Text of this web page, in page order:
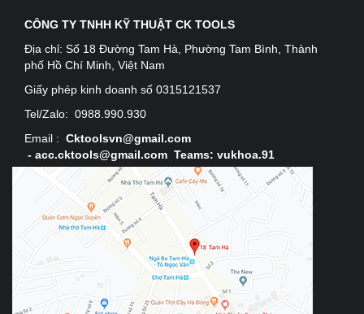
CÔNG TY TNHH KỸ THUẬT CK TOOLS
Địa chỉ: Số 18 Đường Tam Hà, Phường Tam Bình, Thành
phố Hồ Chí Minh, Việt Nam
Giấy phép kinh doanh số 0315121537
Tel/Zalo: 0988.990.930
Email : Cktoolsvn@gmail.com
- acc.cktools@gmail.com Teams: vukhoa.91